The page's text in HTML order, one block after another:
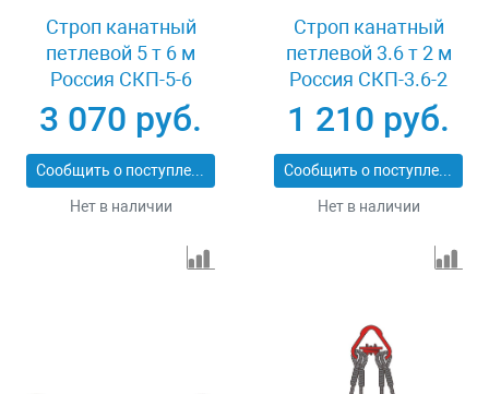
Строп канатный
петлевой 5 т 6 м
Россия СКП-5-6
3 070 руб.
Сообщить о поступлении
Нет в наличии
Строп канатный
петлевой 3.6 т 2 м
Россия СКП-3.6-2
1 210 руб.
Сообщить о поступлении
Нет в наличии